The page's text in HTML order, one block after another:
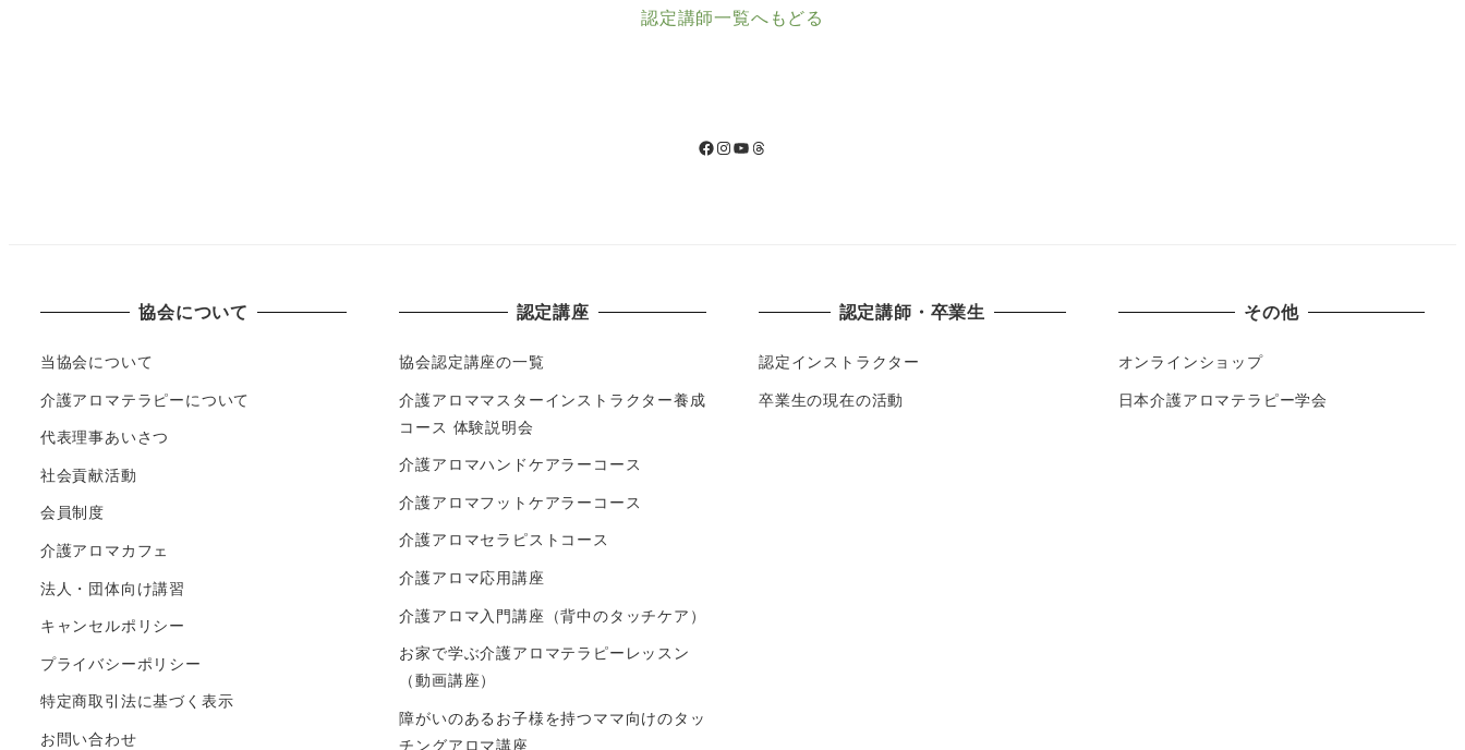
認定講師一覧へもどる
Facebook Instagram YouTube Threads
協会について
当協会について
介護アロマテラピーについて
代表理事あいさつ
社会貢献活動
会員制度
介護アロマカフェ
法人・団体向け講習
キャンセルポリシー
プライバシーポリシー
特定商取引法に基づく表示
お問い合わせ
認定講座
協会認定講座の一覧
介護アロママスターインストラクター養成
コース 体験説明会
介護アロマハンドケアラーコース
介護アロマフットケアラーコース
介護アロマセラピストコース
介護アロマ応用講座
介護アロマ入門講座（背中のタッチケア）
お家で学ぶ介護アロマテラピーレッスン
（動画講座）
障がいのあるお子様を持つママ向けのタッ
チングアロマ講座
認定講師・卒業生
認定インストラクター
卒業生の現在の活動
その他
オンラインショップ
日本介護アロマテラピー学会